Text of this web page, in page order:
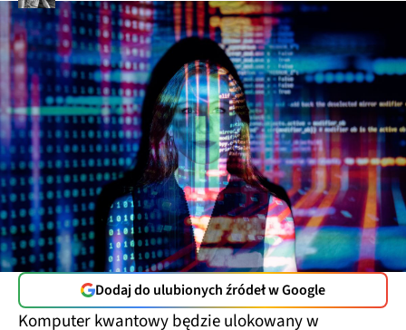
Dodaj do ulubionych źródeł w Google
Komputer kwantowy będzie ulokowany w